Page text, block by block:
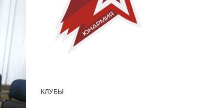
КЛУБЫ